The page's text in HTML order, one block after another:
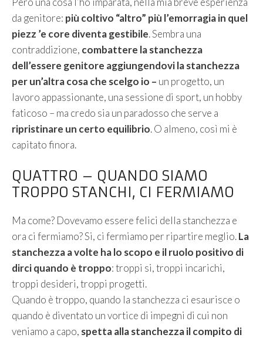
da genitore: più coltivo “altro” più l’emorragia in quel
piezz ’e core diventa gestibile. Sembra una
contraddizione, combattere la stanchezza
dell’essere genitore aggiungendovi la stanchezza
per un’altra cosa che scelgo io – un progetto, un
lavoro appassionante, una sessione di sport, un hobby
faticoso – ma credo sia un paradosso che serve a
ripristinare un certo equilibrio. O almeno, così mi è
capitato finora.
QUATTRO – QUANDO SIAMO
TROPPO STANCHI, CI FERMIAMO
Ma come? Dovevamo essere felici della stanchezza e
ora ci fermiamo? Si, ci fermiamo per ripartire meglio.La
stanchezza a volte ha lo scopo e il ruolo positivo di
dirci quando è troppo: troppi si, troppi incarichi,
troppi desideri, troppi progetti.
Quando è troppo, quando la stanchezza ci esaurisce o
quando è diventato un vortice di impegni di cui non
veniamo a capo, spetta alla stanchezza il compito di